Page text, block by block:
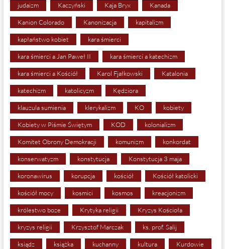
judaizm Kaczyński Kaja Bryx Kanada
Kanion Colorado Kanonizacja kapitalizm
kapłaństwo kobiet kara śmierci
kara śmierci a Jan Paweł II kara śmierci a katechizm
kara śmierci a Kościół Karol Fjałkowski Katalonia
katechizm katolicyzm Kędziora
klauzula sumienia klerykalizm KO kobiety
Kobiety w Piśmie Świętym KOD kolonializm
Komitet Obrony Demokracji komunizm konkordat
konserwatyzm konstytucja Konstytucja 3 maja
koronawirus korupcja kościół Kościół katolicki
kościół mocy kosmici kosmos kreacjonizm
królestwo boze Krytyka religii Kryzys Kościoła
kryzys religii Krzysztof Marczak ks. prof. Salij
ksiądz książka kuchanny kultura Kurdowie